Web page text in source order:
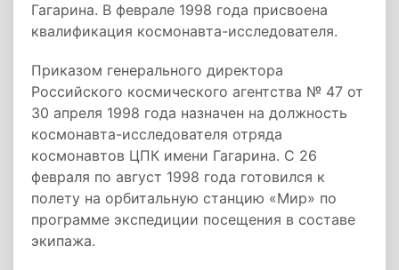
Гагарина. В феврале 1998 года присвоена
квалификация космонавта­-исследователя.
Приказом генерального директора
Российского космического агентства № 47 от
30 апреля 1998 года назначен на должность
космонавта-­исследователя отряда
космонавтов ЦПК имени Гагарина. С 26
февраля по август 1998 года готовился к
полету на орбитальную станцию «Мир» по
программе экспедиции посещения в составе
экипажа.